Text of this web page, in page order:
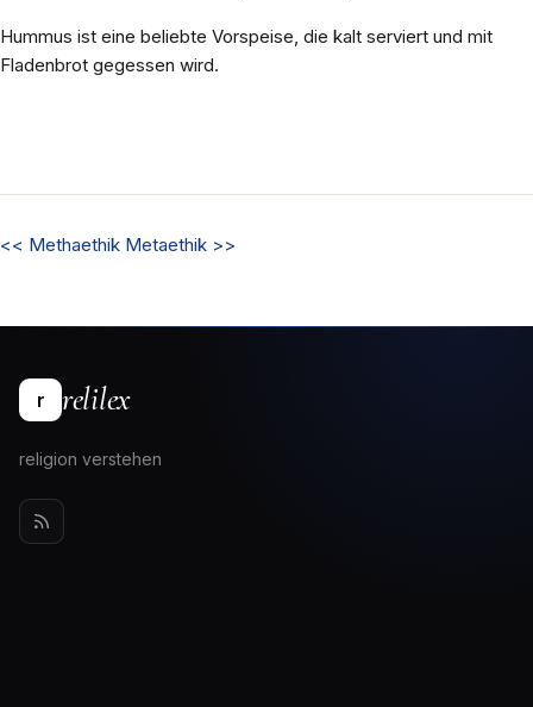
Hummus ist eine beliebte Vorspeise, die kalt serviert und mit
Fladenbrot gegessen wird.
<< Methaethik Metaethik >>
r relilex
religion verstehen